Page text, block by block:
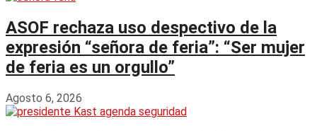
ASOF rechaza uso despectivo de la
expresión “señora de feria”: “Ser mujer
de feria es un orgullo”
Agosto 6, 2026